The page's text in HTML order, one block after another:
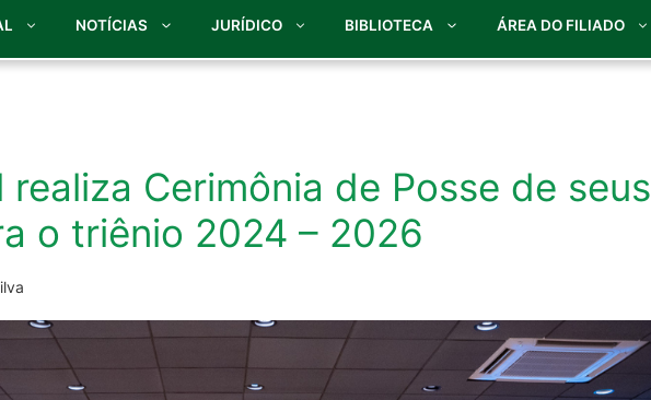
NOTÍCIAS JURÍDICO BIBLIOTECA ÁREA DO FILIADO
Cerimônia de Posse de seus
o triênio 2024 – 2026